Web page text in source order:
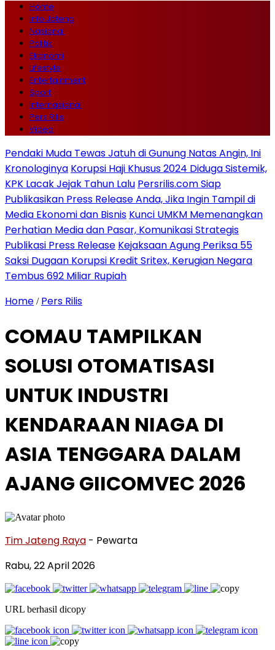
Home
Info Jateng
Nasional
Politik
Ekonomi
Lifestyle
Entertainment
Sport
Internasional
Pers Rilis
Video
Pendaki Muda Tewas Jatuh di Gunung Natas Angin, Ini
Kronologinya Korupsi Haji Khusus 2024 Diduga Sistemik,
KPK Lacak Jejak Tahun Lalu Persrilis.com Siap
Publikasikan Press Release Anda, Jika Ingin Tampil di
Media Ekonomi dan Bisnis Kunci UMKM Memenangkan
Perhatian Media dan Pasar, Komunikasi Strategis
Publikasi Press Release Kejaksaan Agung Periksa 55
Saksi Dugaan Korupsi Kredit Sritex, Kerugian Negara
Tembus 692 Miliar Rupiah
Home / Pers Rilis
COMAU TAMPILKAN
SOLUSI OTOMATISASI
UNTUK INDUSTRI
KENDARAAN NIAGA DI
ASIA TENGGARA DALAM
AJANG GIICOMVEC 2026
Tim Jateng Raya - Pewarta
Rabu, 22 April 2026
URL berhasil dicopy